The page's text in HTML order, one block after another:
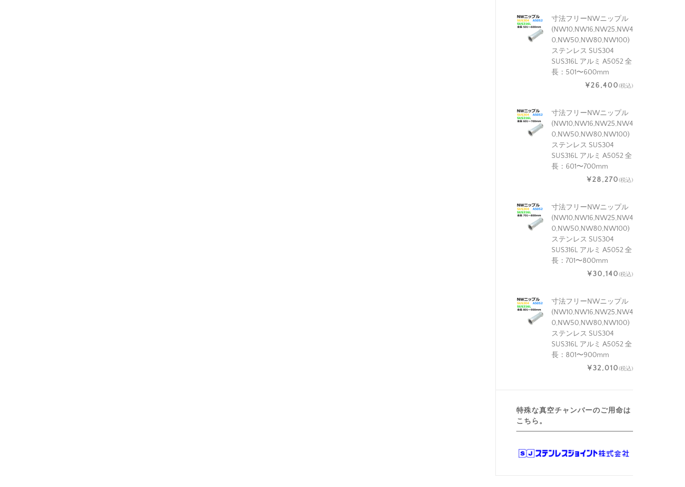
寸法フリーNWニップル
(NW10,NW16,NW25,NW4
0,NW50,NW80,NW100)
ステンレス SUS304
SUS316L アルミ A5052 全
長：501〜600mm
¥26,400(税込)
寸法フリーNWニップル
(NW10,NW16,NW25,NW4
0,NW50,NW80,NW100)
ステンレス SUS304
SUS316L アルミ A5052 全
長：601〜700mm
¥28,270(税込)
寸法フリーNWニップル
(NW10,NW16,NW25,NW4
0,NW50,NW80,NW100)
ステンレス SUS304
SUS316L アルミ A5052 全
長：701〜800mm
¥30,140(税込)
寸法フリーNWニップル
(NW10,NW16,NW25,NW4
0,NW50,NW80,NW100)
ステンレス SUS304
SUS316L アルミ A5052 全
長：801〜900mm
¥32,010(税込)
特殊な真空チャンバーのご用命は
こちら。